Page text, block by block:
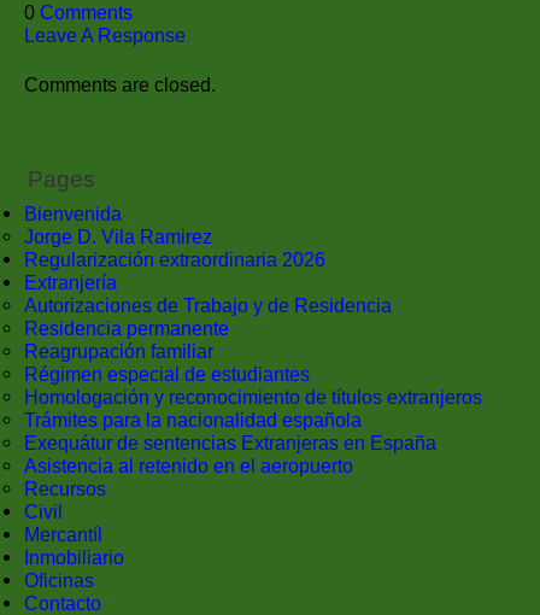
0 Comments
Leave A Response
Comments are closed.
Pages
Bienvenida
Jorge D. Vila Ramirez
Regularización extraordinaria 2026
Extranjería
Autorizaciones de Trabajo y de Residencia
Residencia permanente
Reagrupación familiar
Régimen especial de estudiantes
Homologación y reconocimiento de títulos extranjeros
Trámites para la nacionalidad española
Exequátur de sentencias Extranjeras en España
Asistencia al retenido en el aeropuerto
Recursos
Civil
Mercantíl
Inmobiliario
Oficinas
Contacto